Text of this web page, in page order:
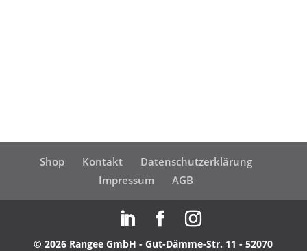
Shop Kontakt
Datenschutzerklärung
Impressum
AGB
© 2026 Rangee GmbH - Gut-Dämme-Str. 11 - 52070